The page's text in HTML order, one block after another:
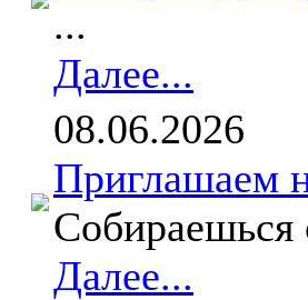
...
Далее...
08.06.2026
Приглашаем
Собираешься
Далее...